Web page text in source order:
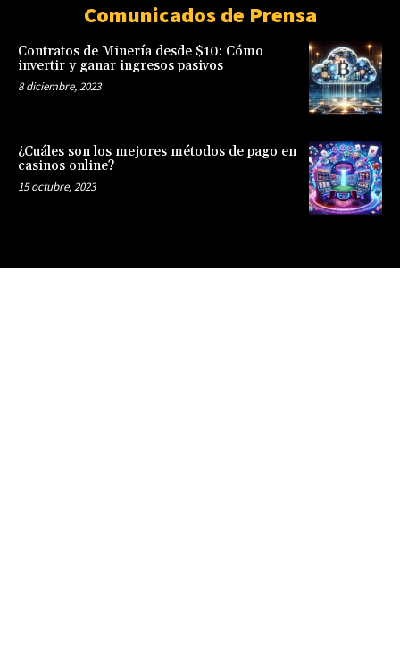
Comunicados de Prensa
Contratos de Minería desde $10: Cómo
invertir y ganar ingresos pasivos
8 diciembre, 2023
¿Cuáles son los mejores métodos de pago en
casinos online?
15 octubre, 2023